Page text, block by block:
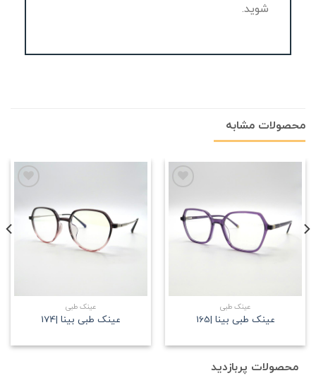
شوید.
محصولات مشابه
علاقه
مندی
عینک طبی
عینک طبی بینا |165
علاقه
مندی
عینک طبی
عینک طبی بینا |174
محصولات پربازدید